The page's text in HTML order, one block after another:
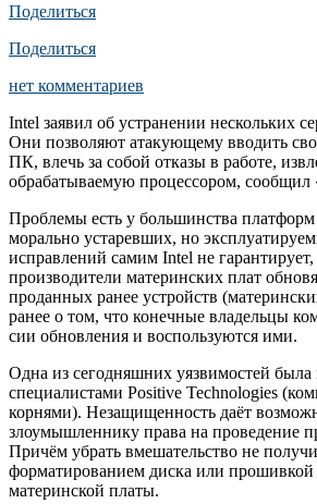
Поделиться
Поделиться
нет комментариев
Intel заявил об устранении нескольких
Они позволяют атакующему вводить
ПК, влечь за собой отказы в работе,
обрабатываемую процессором, сообщил
Проблемы есть у большинства
морально устаревших, но
исправлений самим Intel не
производители материнских плат
проданных ранее устройств
ранее о том, что конечные владельцы
сии обновления и воспользуются ими.
Одна из сегодняшних уязвимостей была
специалистами Positive Technologies
корнями). Незащищенность даёт
злоумышленнику права на проведение
Причём убрать вмешательство не
форматированием диска или
материнской платы.